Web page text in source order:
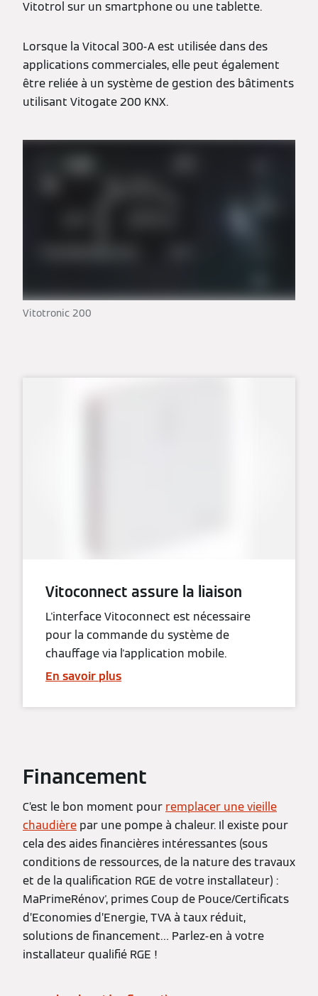
Vitotrol sur un smartphone ou une tablette.
Lorsque la Vitocal 300‑A est utilisée dans des
applications commerciales, elle peut également
être reliée à un système de gestion des bâtiments
utilisant Vitogate 200 KNX.
Vitotronic 200
Vitoconnect assure la liaison
L'interface Vitoconnect est nécessaire
pour la commande du système de
chauffage via l'application mobile.
En savoir plus
Financement
C’est le bon moment pour remplacer une vieille
chaudière par une pompe à chaleur. Il existe pour
cela des aides financières intéressantes (sous
conditions de ressources, de la nature des travaux
et de la qualification RGE de votre installateur) :
MaPrimeRénov', primes Coup de Pouce/Certificats
d’Economies d’Energie, TVA à taux réduit,
solutions de financement… Parlez-en à votre
installateur qualifié RGE !